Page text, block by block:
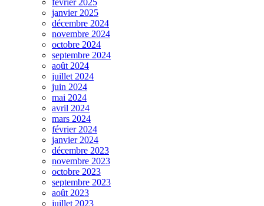
janvier 2025
décembre 2024
novembre 2024
octobre 2024
septembre 2024
août 2024
juillet 2024
juin 2024
mai 2024
avril 2024
mars 2024
février 2024
janvier 2024
décembre 2023
novembre 2023
octobre 2023
septembre 2023
août 2023
juillet 2023